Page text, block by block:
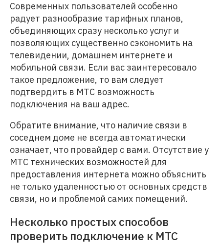
Современных пользователей особенно
радует разнообразие тарифных планов,
объединяющих сразу несколько услуг и
позволяющих существенно сэкономить на
телевидении, домашнем интернете и
мобильной связи. Если вас заинтересовало
такое предложение, то вам следует
подтвердить в МТС возможность
подключения на ваш адрес.
Обратите внимание, что наличие связи в
соседнем доме не всегда автоматически
означает, что провайдер с вами. Отсутствие у
МТС технических возможностей для
предоставления интернета можно объяснить
не только удаленностью от основных средств
связи, но и проблемой самих помещений.
Несколько простых способов
проверить подключение к МТС